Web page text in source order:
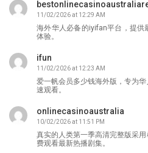
11/02/2026 at 12:29 AM
海外华人必备的iyifan平台，提供
体验。
ifun
11/02/2026 at 12:23 AM
爱一帆会员多少钱海外版，专为
速观看。
onlinecasinoaustralia
10/02/2026 at 11:51 PM
真实的人类第一季高清完整版采
费观看最新热播剧集。